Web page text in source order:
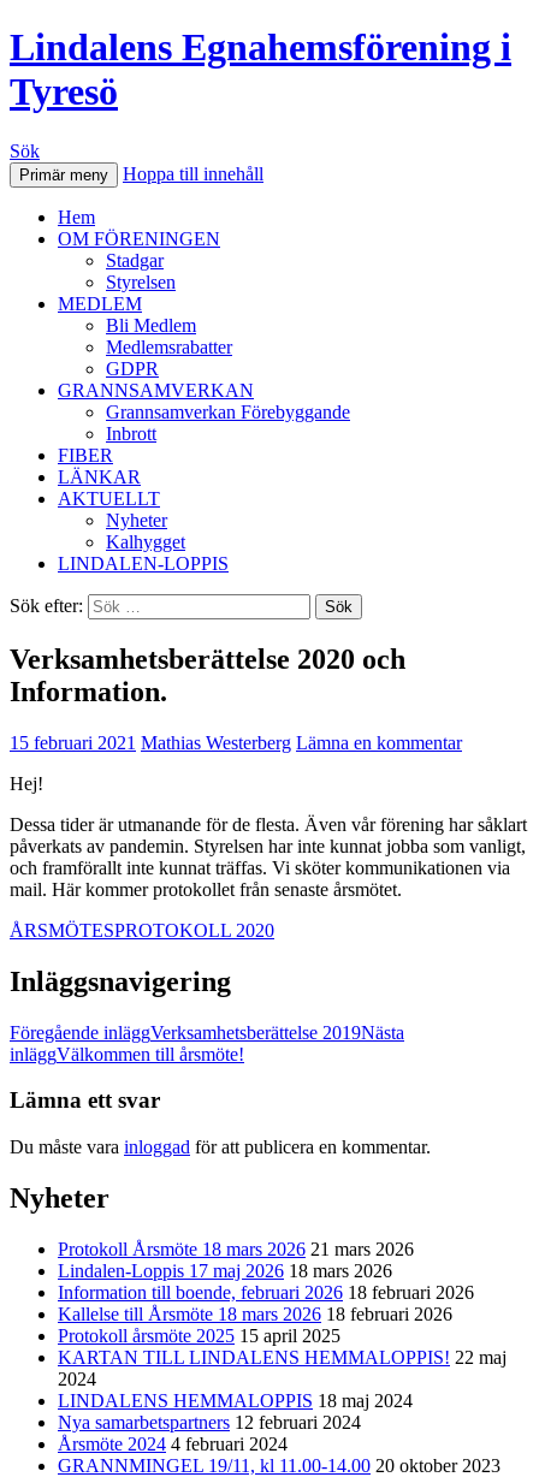
Lindalens Egnahemsförening i
Tyresö
Sök
Primär meny Hoppa till innehåll
Hem
OM FÖRENINGEN
Stadgar
Styrelsen
MEDLEM
Bli Medlem
Medlemsrabatter
GDPR
GRANNSAMVERKAN
Grannsamverkan Förebyggande
Inbrott
FIBER
LÄNKAR
AKTUELLT
Nyheter
Kalhygget
LINDALEN-LOPPIS
Sök efter:
Verksamhetsberättelse 2020 och
Information.
15 februari 2021 Mathias Westerberg Lämna en kommentar
Hej!
Dessa tider är utmanande för de flesta. Även vår förening har såklart
påverkats av pandemin. Styrelsen har inte kunnat jobba som vanligt,
och framförallt inte kunnat träffas. Vi sköter kommunikationen via
mail. Här kommer protokollet från senaste årsmötet.
ÅRSMÖTESPROTOKOLL 2020
Inläggsnavigering
Föregående inläggVerksamhetsberättelse 2019Nästa
inläggVälkommen till årsmöte!
Lämna ett svar
Du måste vara inloggad för att publicera en kommentar.
Nyheter
Protokoll Årsmöte 18 mars 2026 21 mars 2026
Lindalen-Loppis 17 maj 2026 18 mars 2026
Information till boende, februari 2026 18 februari 2026
Kallelse till Årsmöte 18 mars 2026 18 februari 2026
Protokoll årsmöte 2025 15 april 2025
KARTAN TILL LINDALENS HEMMALOPPIS! 22 maj
2024
LINDALENS HEMMALOPPIS 18 maj 2024
Nya samarbetspartners 12 februari 2024
Årsmöte 2024 4 februari 2024
GRANNMINGEL 19/11, kl 11.00-14.00 20 oktober 2023